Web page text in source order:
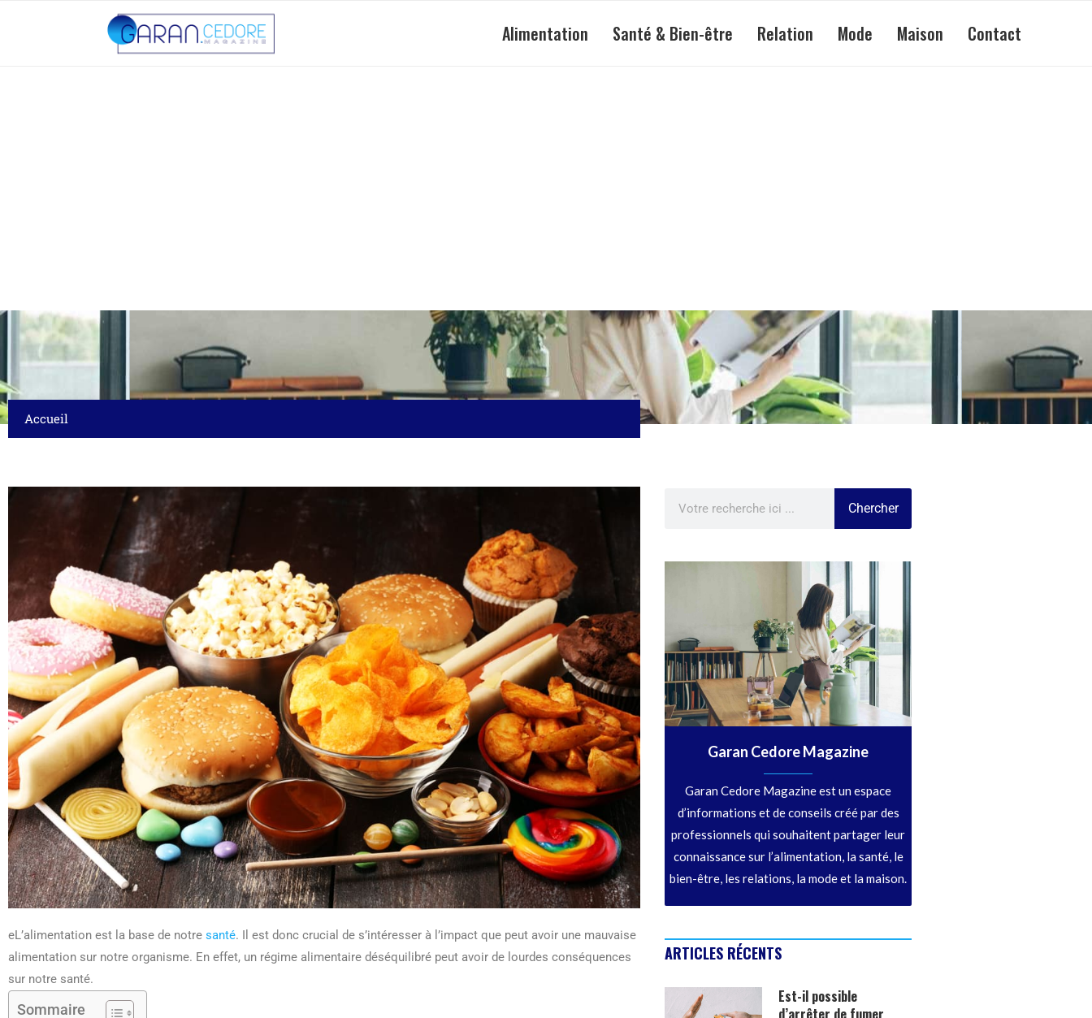
Alimentation Santé & Bien-être Relation Mode Maison Contact
Accueil
eL’alimentation est la base de notre santé. Il est donc crucial de s’intéresser à l’impact que peut avoir une mauvaise
alimentation sur notre organisme. En effet, un régime alimentaire déséquilibré peut avoir de lourdes conséquences
sur notre santé.
Sommaire
Chercher
Garan Cedore Magazine
Garan Cedore Magazine est un espace
d’informations et de conseils créé par des
professionnels qui souhaitent partager leur
connaissance sur l’alimentation, la santé, le
bien-être, les relations, la mode et la maison.
ARTICLES RÉCENTS
Est-il possible
d’arrêter de fumer